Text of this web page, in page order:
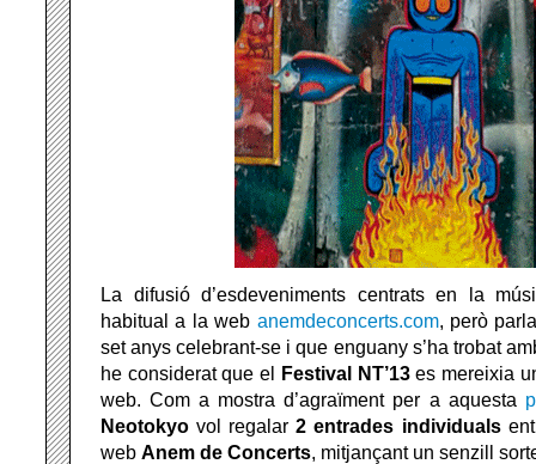
La difusió d’esdeveniments centrats en la
habitual a la web anemdeconcerts.com, però
set anys celebrant-se i que enguany s’ha trobat
he considerat que el
Festival NT’13es mereixia
web. Com a mostra d’agraïment per a aquesta
Neotokyo vol regalar2 entrades individuals
web Anem de Concerts, mitjançant un senzill